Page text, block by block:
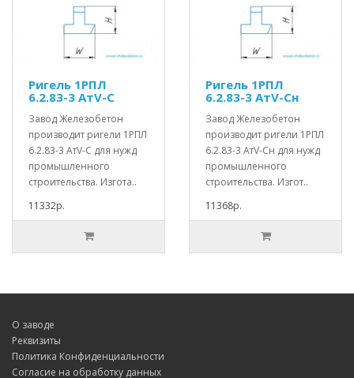
Ригель 1РПЛ
6.2.83-3 АтV-С
Завод Железобетон
производит ригели 1РПЛ
6.2.83-3 АтV-С для нужд
промышленного
строительства. Изгота..
11332р.
Ригель 1РПЛ
6.2.83-3 АтV-Сн
Завод Железобетон
производит ригели 1РПЛ
6.2.83-3 АтV-Сн для нужд
промышленного
строительства. Изгот..
11368р.
О заводе
Реквизиты
Политика Конфиденциальности
Согласие на обработку данных